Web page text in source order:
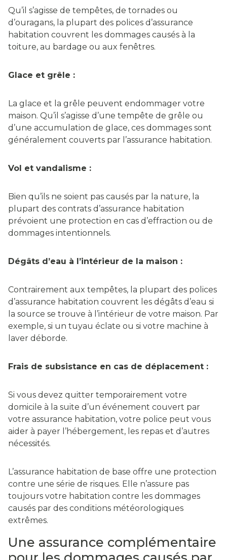
Qu’il s’agisse de tempêtes, de tornades ou
d’ouragans, la plupart des polices d’assurance
habitation couvrent les dommages causés à la
toiture, au bardage ou aux fenêtres.
Glace et grêle :
La glace et la grêle peuvent endommager votre
maison. Qu’il s’agisse d’une tempête de grêle ou
d’une accumulation de glace, ces dommages sont
généralement couverts par l’assurance habitation.
Vol et vandalisme :
Bien qu’ils ne soient pas causés par la nature, la
plupart des contrats d’assurance habitation
prévoient une protection en cas d’effraction ou de
dommages intentionnels.
Dégâts d’eau à l’intérieur de la maison :
Contrairement aux tempêtes, la plupart des polices
d’assurance habitation couvrent les dégâts d’eau si
la source se trouve à l’intérieur de votre maison. Par
exemple, si un tuyau éclate ou si votre machine à
laver déborde.
Frais de subsistance en cas de déplacement :
Si vous devez quitter temporairement votre
domicile à la suite d’un événement couvert par
votre assurance habitation, votre police peut vous
aider à payer l’hébergement, les repas et d’autres
nécessités.
L’assurance habitation de base offre une protection
contre une série de risques. Elle n’assure pas
toujours votre habitation contre les dommages
causés par des conditions météorologiques
extrêmes.
Une assurance complémentaire